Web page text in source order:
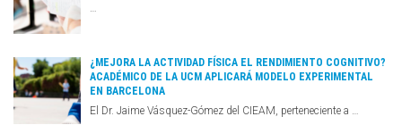
…
¿MEJORA LA ACTIVIDAD FÍSICA EL RENDIMIENTO COGNITIVO?
ACADÉMICO DE LA UCM APLICARÁ MODELO EXPERIMENTAL
EN BARCELONA
El Dr. Jaime Vásquez-Gómez del CIEAM, perteneciente a …